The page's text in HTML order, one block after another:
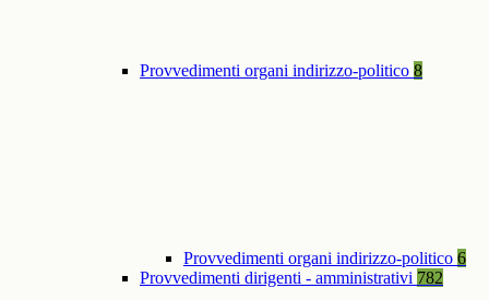
Provvedimenti organi indirizzo-politico 8
Provvedimenti organi indirizzo-politico 6
Provvedimenti dirigenti - amministrativi 782